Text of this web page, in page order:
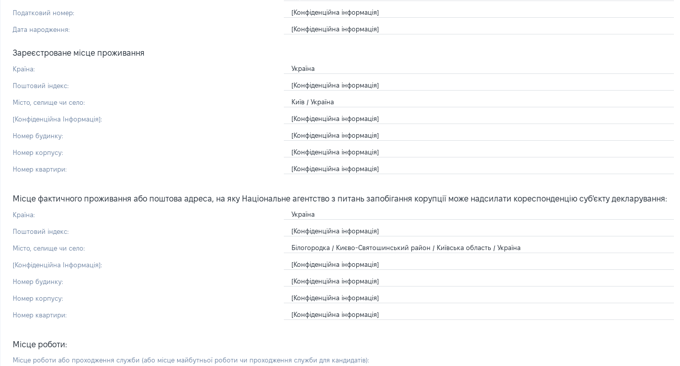
Податковий номер: [Конфіденційна інформація]
Дата народження: [Конфіденційна інформація]
Зареєстроване місце проживання
Країна: Україна
Поштовий індекс: [Конфіденційна інформація]
Місто, селище чи село: Київ / Україна
[Конфіденційна Інформація]: [Конфіденційна інформація]
Номер будинку: [Конфіденційна інформація]
Номер корпусу: [Конфіденційна інформація]
Номер квартири: [Конфіденційна інформація]
Місце фактичного проживання або поштова адреса, на яку Національне агентство з питань запобігання корупції може надсилати кореспонденцію суб'єкту декларування:
Країна: Україна
Поштовий індекс: [Конфіденційна інформація]
Місто, селище чи село: Білогородка / Києво-Святошинський район / Київська область / Україна
[Конфіденційна Інформація]: [Конфіденційна інформація]
Номер будинку: [Конфіденційна інформація]
Номер корпусу: [Конфіденційна інформація]
Номер квартири: [Конфіденційна інформація]
Місце роботи:
Місце роботи або проходження служби (або місце майбутньої роботи чи проходження служби для кандидатів):